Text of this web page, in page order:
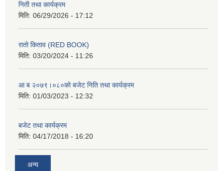
निती तथा कार्यक्रम
मिति: 06/29/2026 - 17:12
रातो किताव (RED BOOK)
मिति: 03/20/2024 - 11:26
आ ब २०७९।०८०को बजेट निति तथा कार्यक्रम
मिति: 01/03/2023 - 12:32
बजेट तथा कार्यक्रम
मिति: 04/17/2018 - 16:20
अन्य